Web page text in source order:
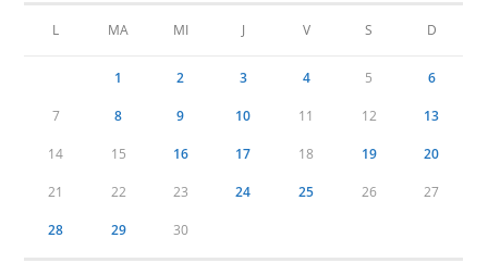
L MA MI J V S D
1 2 3 4 5 6
7 8 9 10 11 12 13
14 15 16 17 18 19 20
21 22 23 24 25 26 27
28 29 30